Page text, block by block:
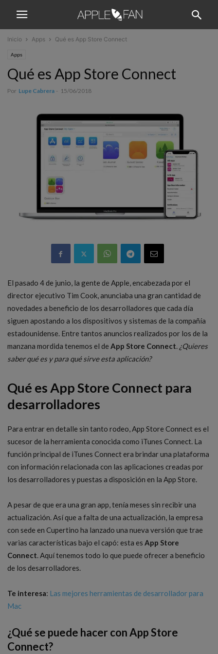
Inicio Apps Qué es App Store Connect
Apps
Qué es App Store Connect
Por Lupe Cabrera - 15/06/2018
El pasado 4 de junio, la gente de Apple, encabezada por el
director ejecutivo Tim Cook, anunciaba una gran cantidad de
novedades a beneficio de los desarrolladores que cada día
siguen apostando a los dispositivos y sistemas de la compañía
estadounidense. Entre tantos anuncios realizados por los de la
manzana mordida tenemos el de App Store Connect. ¿Quieres
saber qué es y para qué sirve esta aplicación?
Qué es App Store Connect para
desarrolladores
Para entrar en detalle sin tanto rodeo, App Store Connect es el
sucesor de la herramienta conocida como iTunes Connect. La
función principal de iTunes Connect era brindar una plataforma
con información relacionada con las aplicaciones creadas por
los desarrolladores y puestas a disposición en la App Store.
A pesar de que era una gran app, tenía meses sin recibir una
actualización. Así que a falta de una actualización, la empresa
con sede en Cupertino ha lanzado una nueva versión que trae
varias características bajo el capó: esta es App Store
Connect. Aquí tenemos todo lo que puede ofrecer a beneficio
de los desarrolladores.
Te interesa: Las mejores herramientas de desarrollador para
Mac
¿Qué se puede hacer con App Store
Connect?